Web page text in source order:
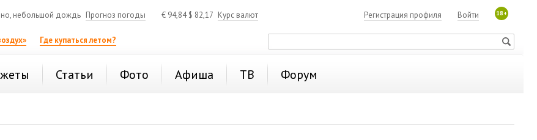
небольшой дождь Прогноз погоды € 94,84$ 82,17 Курс валют 18+
Войти
Регистрация профиля
Где купаться летом?
Статьи Фото Афиша ТВ Форум